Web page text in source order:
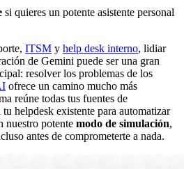
si quieres un potente asistente personal
ITSM y help desk interno, lidiar
de Gemini puede ser una gran
resolver los problemas de los
ofrece un camino mucho más
reúne todas tus fuentes de
helpdesk existente para automatizar
nuestro potente modo de simulación,
antes de comprometerte a nada.